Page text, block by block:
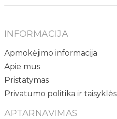
INFORMACIJA
Apmokėjimo informacija
Apie mus
Pristatymas
Privatumo politika ir taisyklės
APTARNAVIMAS